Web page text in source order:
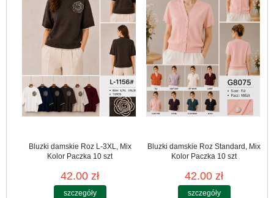
Bluzki damskie Roz L-3XL, Mix
Kolor Paczka 10 szt
42.00 zł
szczegóły
Bluzki damskie Roz Standard, Mix
Kolor Paczka 10 szt
42.00 zł
szczegóły